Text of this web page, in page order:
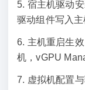
5. 宿主机驱动
驱动组件写入主
6. 主机重启生
机，vGPU
7. 虚拟机配置